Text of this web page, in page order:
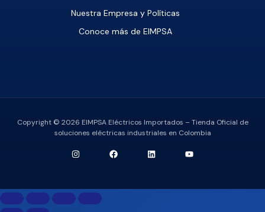
Nuestra Empresa y Políticas
Conoce más de EIMPSA
Copyright © 2026 EIMPSA Eléctricos Importados – Tienda Oficial de
soluciones eléctricas industriales en Colombia